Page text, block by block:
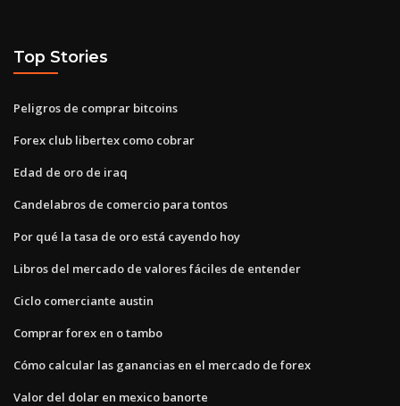
Top Stories
Peligros de comprar bitcoins
Forex club libertex como cobrar
Edad de oro de iraq
Candelabros de comercio para tontos
Por qué la tasa de oro está cayendo hoy
Libros del mercado de valores fáciles de entender
Ciclo comerciante austin
Comprar forex en o tambo
Cómo calcular las ganancias en el mercado de forex
Valor del dolar en mexico banorte